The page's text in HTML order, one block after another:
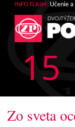
INFO FLASH: Učenie a
15
Zo sveta